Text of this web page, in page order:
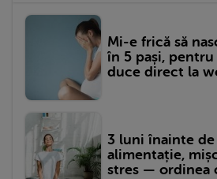
Mi-e frică să
în 5 pași,
duce direct la
3 luni înainte
alimentație,
stres — ordinea